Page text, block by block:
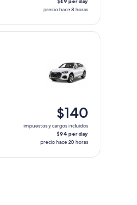
precio hace 8 horas
$140
impuestos y cargos incluidos
$94 per day
precio hace 20 horas